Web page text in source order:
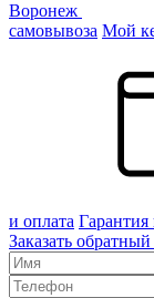
Воронеж
самовывоза Мой
и оплата Гарантия
Заказать